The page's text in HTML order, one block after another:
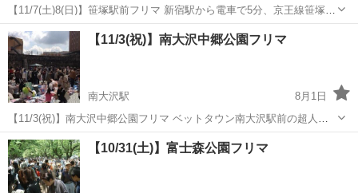
【11/7(土)8(日)】笹塚駅前フリマ 新宿駅から電車で5分、京王線笹塚駅
前のショッピングセンター「フレンテ笹塚」。 ちょっと上質でリラッ
クスできる心地よい生活を提案しているおしゃれな施設の正面玄関に
てフリーマ...
東京 渋谷区 笹塚駅 フリーマーケット フリマ
【11/3(祝)】南大沢中郷公園フリマ
南大沢駅
8月1日
【11/3(祝)】南大沢中郷公園フリマ ベットタウン南大沢駅前の超人気
会場・南大沢中郷公園でのフリマ。 八王子市内のみならず多摩界隈で
はかなり知られた、とにかくすごい賑わいなフリマ会場です。フリマ
ビギナー出店もか...
東京 八王子市 南大沢駅 フリーマーケット
【10/31(土)】富士森公園フリマ